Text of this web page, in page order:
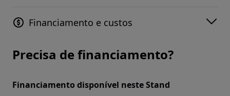
Financiamento e custos
Precisa de financiamento?
Financiamento disponível neste Stand